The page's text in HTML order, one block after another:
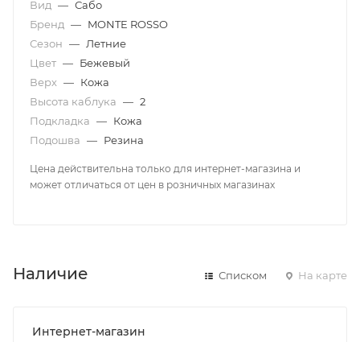
Вид — Сабо
Бренд — MONTE ROSSO
Сезон — Летние
Цвет — Бежевый
Верх — Кожа
Высота каблука — 2
Подкладка — Кожа
Подошва — Резина
Цена действительна только для интернет-магазина и
может отличаться от цен в розничных магазинах
Наличие Списком На карте
Интернет-магазин